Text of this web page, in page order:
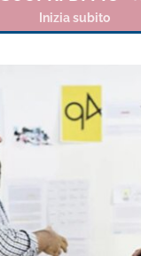
Inizia subito